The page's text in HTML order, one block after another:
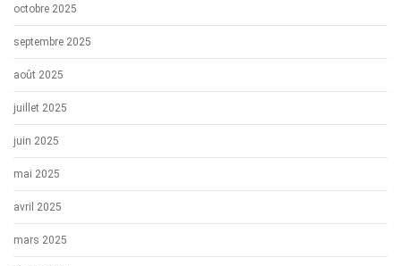
octobre 2025
septembre 2025
août 2025
juillet 2025
juin 2025
mai 2025
avril 2025
mars 2025